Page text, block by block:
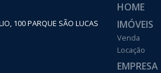
100 PARQUE SÃO LUCAS
HOME
IMÓVEIS
Venda
Locação
EMPRESA